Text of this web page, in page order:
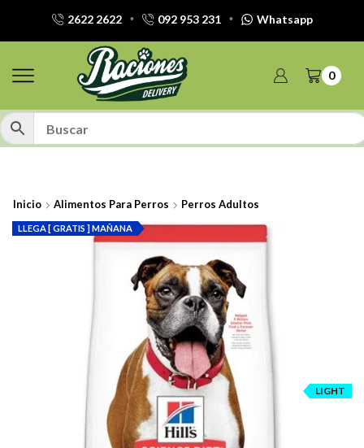
2622 2622 092 953 231 Whatsapp
0
Inicio Alimentos Para Perros Perros Adultos
LLEGA [ GRATIS ] MAÑANA
LIGHT